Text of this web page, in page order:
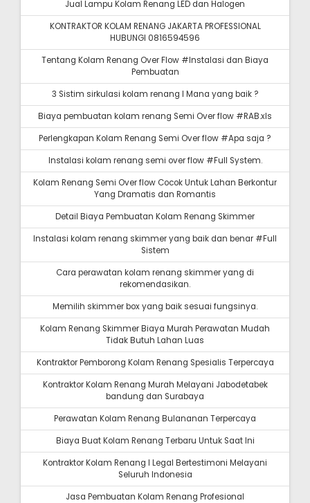
Jual Lampu Kolam Renang LED dan Halogen
KONTRAKTOR KOLAM RENANG JAKARTA PROFESSIONAL
HUBUNGI 0816594596
Tentang Kolam Renang Over Flow #Instalasi dan Biaya
Pembuatan
3 Sistim sirkulasi kolam renang I Mana yang baik ?
Biaya pembuatan kolam renang Semi Over flow #RAB.xls
Perlengkapan Kolam Renang Semi Over flow #Apa saja ?
Instalasi kolam renang semi over flow #Full System.
Kolam Renang Semi Over flow Cocok Untuk Lahan Berkontur
Yang Dramatis dan Romantis
Detail Biaya Pembuatan Kolam Renang Skimmer
Instalasi kolam renang skimmer yang baik dan benar #Full
Sistem
Cara perawatan kolam renang skimmer yang di
rekomendasikan.
Memilih skimmer box yang baik sesuai fungsinya.
Kolam Renang Skimmer Biaya Murah Perawatan Mudah
Tidak Butuh Lahan Luas
Kontraktor Pemborong Kolam Renang Spesialis Terpercaya
Kontraktor Kolam Renang Murah Melayani Jabodetabek
bandung dan Surabaya
Perawatan Kolam Renang Bulananan Terpercaya
Biaya Buat Kolam Renang Terbaru Untuk Saat Ini
Kontraktor Kolam Renang I Legal Bertestimoni Melayani
Seluruh Indonesia
Jasa Pembuatan Kolam Renang Profesional